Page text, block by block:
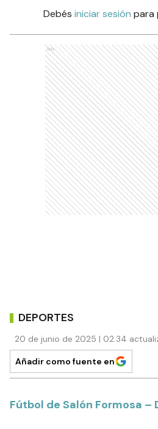
Debés iniciar sesión para
Ads
DEPORTES
20 de junio de 2025 | 02:34
Añadir como fuente en
Fútbol de Salón Formosa –